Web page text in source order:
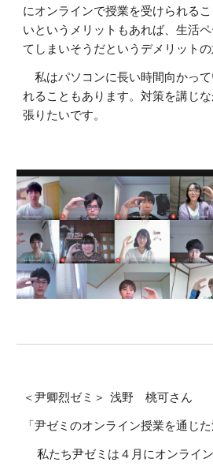
にオンラインで授業を受けられる
いというメリットもあれば、生活
てしまいそうだというデメリットの
私はパソコンに長い時間向かって
れることもあります。対策を講じ
張りたいです。
＜尹卿烈ゼミ＞ 浅野 桃可さん
「尹ゼミのオンライン授業を通じた
私たち尹ゼミは４月にオンライ